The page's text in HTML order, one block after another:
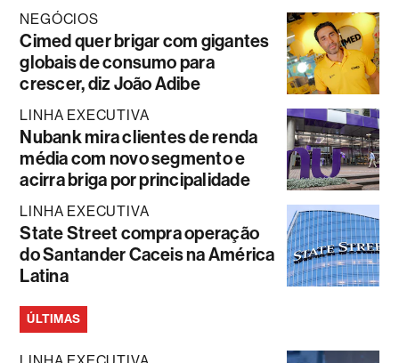
NEGÓCIOS
Cimed quer brigar com gigantes
globais de consumo para
crescer, diz João Adibe
LINHA EXECUTIVA
Nubank mira clientes de renda
média com novo segmento e
acirra briga por principalidade
LINHA EXECUTIVA
State Street compra operação
do Santander Caceis na América
Latina
ÚLTIMAS